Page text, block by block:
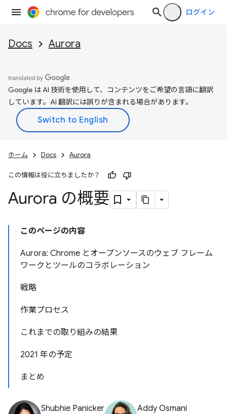
ログイン
Docs Aurora
Google は AI 技術を使用して、コンテンツをご希望の言語に翻訳
しています。AI 翻訳には誤りが含まれる場合があります。
ホーム Docs Aurora
この情報は役に立ちましたか？
Aurora の概要
このページの内容
Aurora: Chrome とオープンソースのウェブ フレーム
ワークとツールのコラボレーション
戦略
作業プロセス
これまでの取り組みの結果
2021 年の予定
まとめ
Shubhie Panicker Addy Osmani